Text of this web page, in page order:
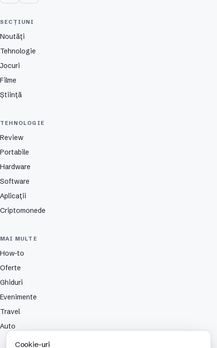
SECȚIUNI
Noutăți
Tehnologie
Jocuri
Filme
Știință
TEHNOLOGIE
Review
Portabile
Hardware
Software
Aplicații
Criptomonede
MAI MULTE
How-to
Oferte
Ghiduri
Evenimente
Travel
Auto
Cookie-uri